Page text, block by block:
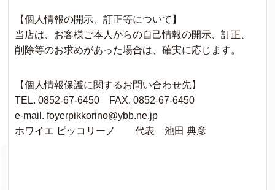
【個人情報の開示、訂正等について】
当店は、お客様ご本人からの自己情報の開示、訂正、
削除等のお求めがあった場合は、確実に応じます。
【個人情報保護に関するお問い合わせ先】
TEL. 0852-67-6450 FAX. 0852-67-6450
e-mail. foyerpikkorino@ybb.ne.jp
ホワイエ ピッコリーノ 代表 池田 典彦